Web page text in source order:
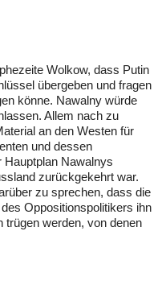
Wolkow, dass Putin
übergeben und fragen
könne. Nawalny würde
Allem nach zu
an den Westen für
und dessen
Hauptplan Nawalnys
zurückgekehrt war.
zu sprechen, dass die
Oppositionspolitikers ihn
trügen werden, von denen